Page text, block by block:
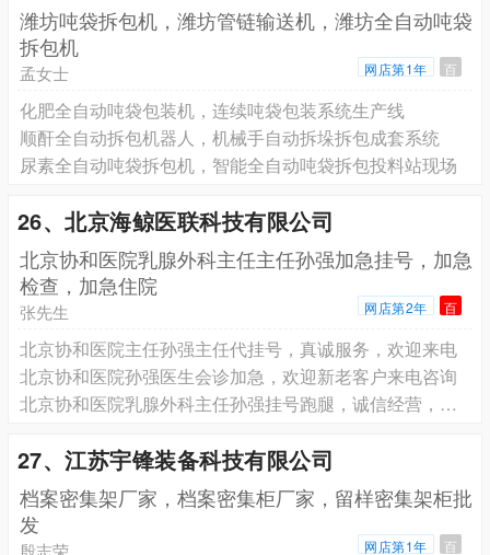
潍坊吨袋拆包机，潍坊管链输送机，潍坊全自动吨袋
拆包机
孟女士 网店第1年 百
化肥全自动吨袋包装机，连续吨袋包装系统生产线
顺酐全自动拆包机器人，机械手自动拆垛拆包成套系统
尿素全自动吨袋拆包机，智能全自动吨袋拆包投料站现场
26、北京海鲸医联科技有限公司
北京协和医院乳腺外科主任主任孙强加急挂号，加急
检查，加急住院
张先生 网店第2年 百
北京协和医院主任孙强主任代挂号，真诚服务，欢迎来电
北京协和医院孙强医生会诊加急，欢迎新老客户来电咨询
北京协和医院乳腺外科主任孙强挂号跑腿，诚信经营，服务好
27、江苏宇锋装备科技有限公司
档案密集架厂家，档案密集柜厂家，留样密集架柜批
发
殷志荣 网店第1年 百